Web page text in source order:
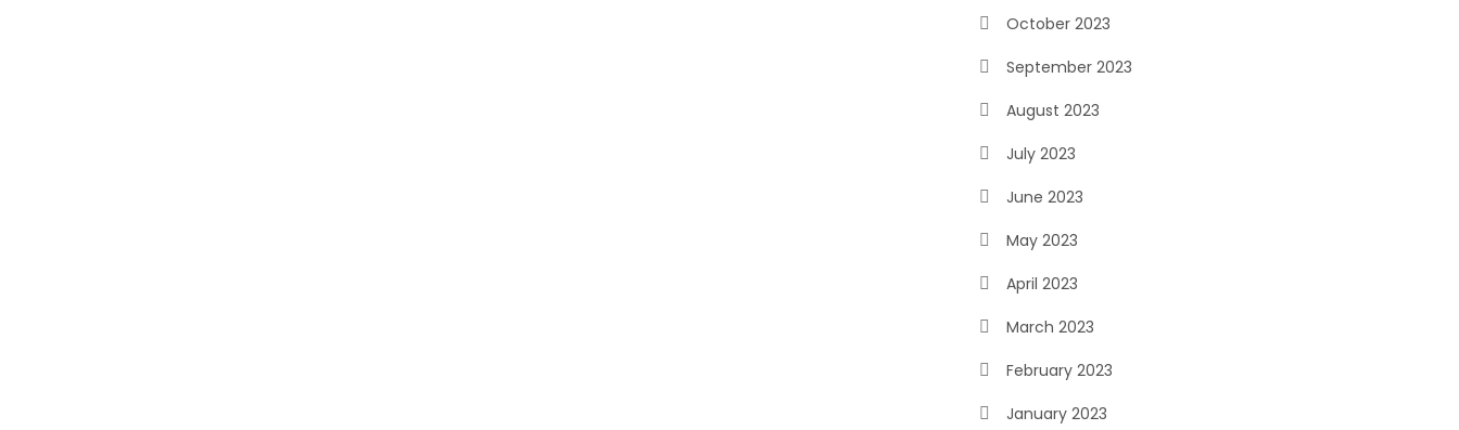
October 2023
September 2023
August 2023
July 2023
June 2023
May 2023
April 2023
March 2023
February 2023
January 2023